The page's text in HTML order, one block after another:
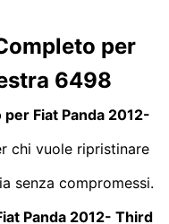
per
6498
Fiat Panda 2012-
chi vuole ripristinare
senza compromessi.
Panda 2012- Third